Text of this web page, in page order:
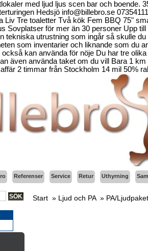
med ljud ljus scen bar och
Hedsjö info@billebro.se
Liv Tre toaletter Två kök Fem BBQ 75"
Sovplatser för mer än 30 personer Upp
tekniska utrustning som ingår så skulle
som inventarier och liknande som du
kan använda för nöje Du har tre
även använda taket om du vill Bara 1
2 timmar från Stockholm 14 mil 50%
Referenser Service Retur Uthyrning
Start » Ljud och PA» PA/Ljudpaket